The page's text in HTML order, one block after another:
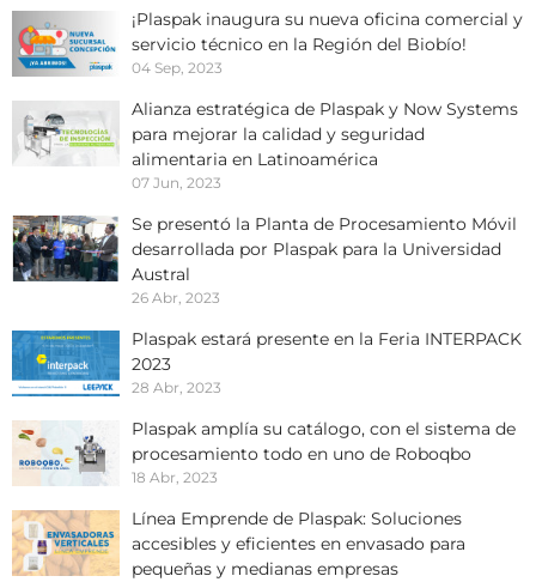
¡Plaspak inaugura su nueva oficina comercial y
servicio técnico en la Región del Biobío!
04 Sep, 2023
Alianza estratégica de Plaspak y Now Systems
para mejorar la calidad y seguridad
alimentaria en Latinoamérica
07 Jun, 2023
Se presentó la Planta de Procesamiento Móvil
desarrollada por Plaspak para la Universidad
Austral
26 Abr, 2023
Plaspak estará presente en la Feria INTERPACK
2023
28 Abr, 2023
Plaspak amplía su catálogo, con el sistema de
procesamiento todo en uno de Roboqbo
18 Abr, 2023
Línea Emprende de Plaspak: Soluciones
accesibles y eficientes en envasado para
pequeñas y medianas empresas